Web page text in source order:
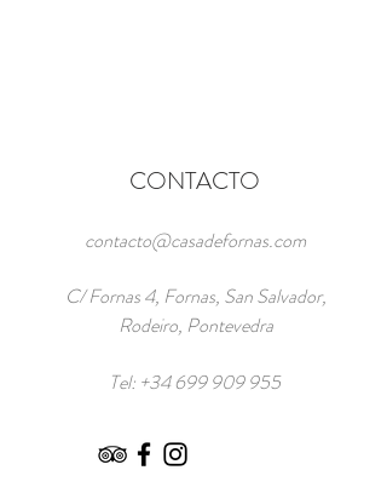
Tel: +34 699 909 955
CONTACTO
contacto@casadefornas.com
C/ Fornas 4, Fornas, San Salvador,
Rodeiro, Pontevedra